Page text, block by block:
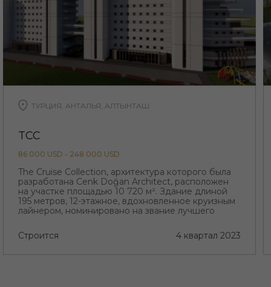
ТУРЦИЯ, АНТАЛЬЯ, АЛТЫНТАШ
TCC
86 000 USD - 248 000 USD
The Cruise Collection, архитектура которого была
разработана Cenk Doğan Architect, расположен
на участке площадью 10 720 м². Здание длиной
195 метров, 12-этажное, вдохновленное круизным
лайнером, номинировано на звание лучшего
Строится
4 квартал 2023